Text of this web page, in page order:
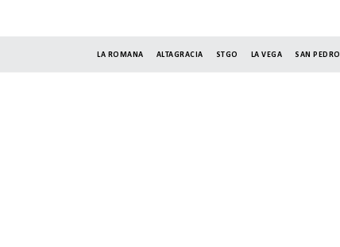
LA ROMANA ALTAGRACIA STGO LA VEGA SAN PEDRO